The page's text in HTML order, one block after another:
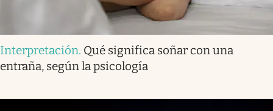
Interpretación. Qué significa soñar con una
entraña, según la psicología